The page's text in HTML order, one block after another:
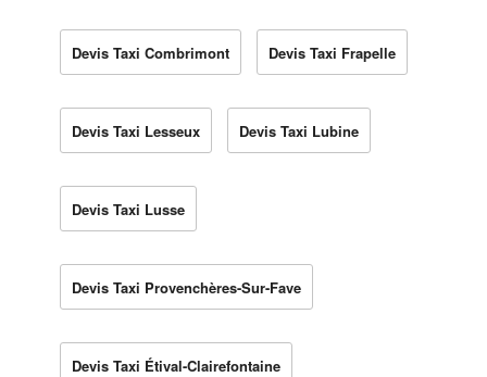
Devis Taxi Combrimont Devis Taxi Frapelle
Devis Taxi Lesseux Devis Taxi Lubine
Devis Taxi Lusse
Devis Taxi Provenchères-Sur-Fave
Devis Taxi Étival-Clairefontaine